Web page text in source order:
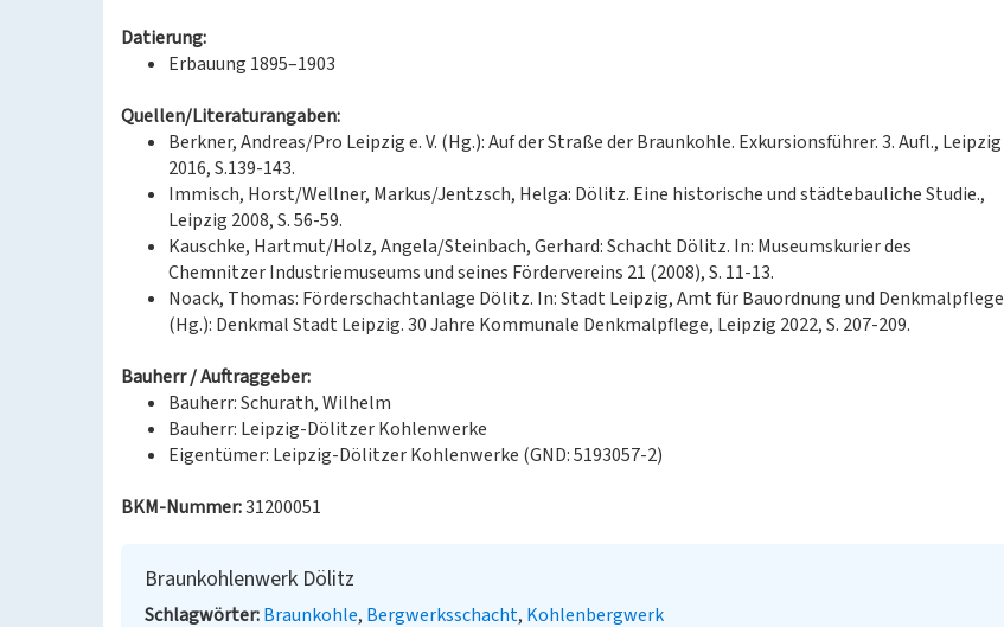
Datierung:
Erbauung 1895–1903
Quellen/Literaturangaben:
Berkner, Andreas/Pro Leipzig e. V. (Hg.): Auf der Straße der Braunkohle. Exkursionsführer. 3. Aufl., Leipzig
2016, S.139-143.
Immisch, Horst/Wellner, Markus/Jentzsch, Helga: Dölitz. Eine historische und städtebauliche Studie.,
Leipzig 2008, S. 56-59.
Kauschke, Hartmut/Holz, Angela/Steinbach, Gerhard: Schacht Dölitz. In: Museumskurier des
Chemnitzer Industriemuseums und seines Fördervereins 21 (2008), S. 11-13.
Noack, Thomas: Förderschachtanlage Dölitz. In: Stadt Leipzig, Amt für Bauordnung und Denkmalpflege
(Hg.): Denkmal Stadt Leipzig. 30 Jahre Kommunale Denkmalpflege, Leipzig 2022, S. 207-209.
Bauherr / Auftraggeber:
Bauherr: Schurath, Wilhelm
Bauherr: Leipzig-Dölitzer Kohlenwerke
Eigentümer: Leipzig-Dölitzer Kohlenwerke (GND: 5193057-2)
BKM-Nummer:31200051
Braunkohlenwerk Dölitz
Schlagwörter Braunkohle Bergwerksschacht Kohlenbergwerk